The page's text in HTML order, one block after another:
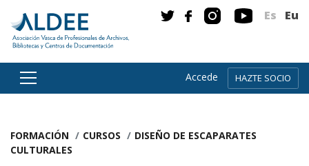
Es Eu
Accede HAZTE SOCIO
FORMACIÓN CURSOS
DISEÑO DE ESCAPARATES
CULTURALES